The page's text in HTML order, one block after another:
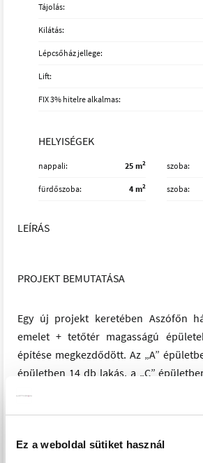
Ez a weboldal sütiket használ
Tájolás:
Kilátás:
Lépcsőház jellege:
Lift:
FIX 3% hitelre alkalmas:
HELYISÉGEK
nappali 25 m2 szoba
fürdőszoba 4 m2 szoba
LEÍRÁS
PROJEKT BEMUTATÁSA
Egy új projekt keretében Aszófőn
emelet + tetőtér magasságú
építése megkezdődött. Az „A”
épületben 14 db lakás, a „C”
helyet, a felszíni parkolóban pedig